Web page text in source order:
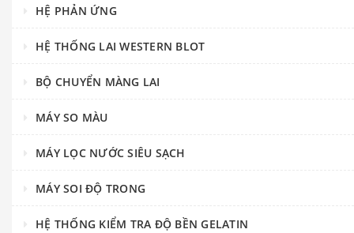
HỆ PHẢN ỨNG
HỆ THỐNG LAI WESTERN BLOT
BỘ CHUYỂN MÀNG LAI
MÁY SO MÀU
MÁY LỌC NƯỚC SIÊU SẠCH
MÁY SOI ĐỘ TRONG
HỆ THỐNG KIỂM TRA ĐỘ BỀN GELATIN